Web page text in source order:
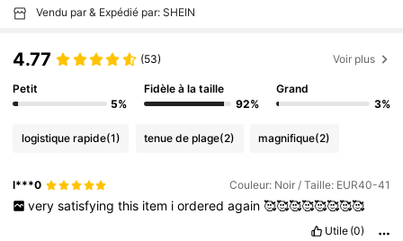
Vendu par & Expédié par: SHEIN
4.77 (53) Voir plus
Petit
5%
Fidèle à la taille
92%
Grand
3%
logistique rapide(1) tenue de plage(2) magnifique(2)
l***0 Couleur: Noir / Taille: EUR40-41
very satisfying this item i ordered again 🥰🥰🥰🥰🥰🥰🥰🥰
Utile (0)